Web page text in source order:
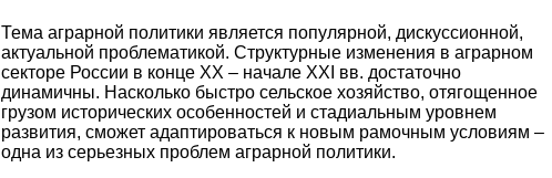
Тема аграрной политики является популярной, дискуссионной,
актуальной проблематикой. Структурные изменения в аграрном
секторе России в конце ХХ – начале ХХI вв. достаточно
динамичны. Насколько быстро сельское хозяйство, отягощенное
грузом исторических особенностей и стадиальным уровнем
развития, сможет адаптироваться к новым рамочным условиям –
одна из серьезных проблем аграрной политики.